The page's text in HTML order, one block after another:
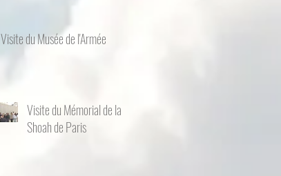
Visite du Musée de l'Armée
Visite du Mémorial de la
Shoah de Paris